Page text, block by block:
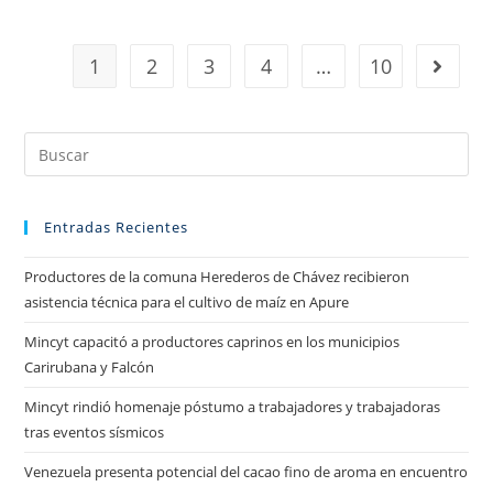
1 2 3 4 … 10
Entradas Recientes
Productores de la comuna Herederos de Chávez recibieron
asistencia técnica para el cultivo de maíz en Apure
Mincyt capacitó a productores caprinos en los municipios
Carirubana y Falcón
Mincyt rindió homenaje póstumo a trabajadores y trabajadoras
tras eventos sísmicos
Venezuela presenta potencial del cacao fino de aroma en encuentro